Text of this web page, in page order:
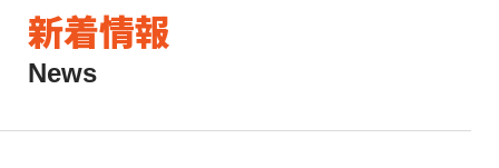
新着情報
News